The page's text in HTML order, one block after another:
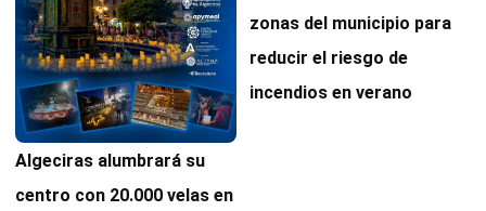
Algeciras alumbrará su
centro con 20.000 velas en
zonas del municipio para
reducir el riesgo de
incendios en verano